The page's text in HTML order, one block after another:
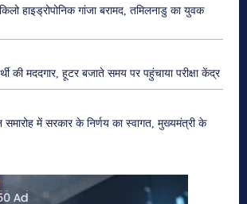
हाइड्रोपोनिक गांजा बरामद, तमिलनाडु का युवक
की मददगार, हूटर बजाते समय पर पहुंचाया परीक्षा केंद्र
समारोह में सरकार के निर्णय का स्वागत, मुख्यमंत्री के